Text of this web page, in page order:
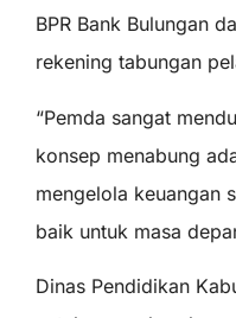
BPR Bank Bulungan
rekening tabungan
“Pemda sangat
konsep menabung
mengelola keuangan
baik untuk masa
Dinas Pendidikan